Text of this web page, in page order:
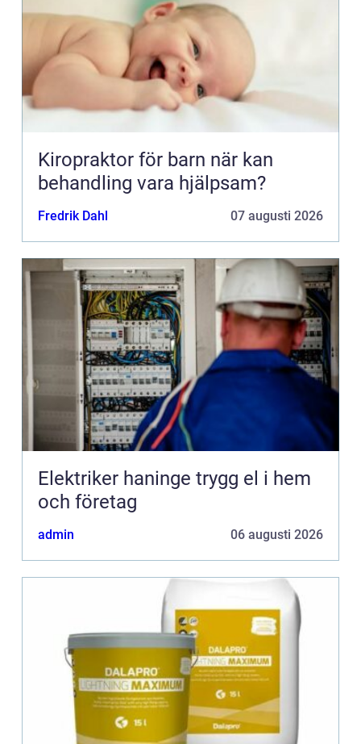
Kiropraktor för barn när kan
behandling vara hjälpsam?
Fredrik Dahl 07 augusti 2026
Elektriker haninge trygg el i hem
och företag
admin 06 augusti 2026